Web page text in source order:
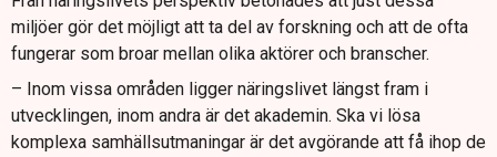
miljöer gör det möjligt att ta del av forskning och att de ofta
fungerar som broar mellan olika aktörer och branscher.
– Inom vissa områden ligger näringslivet längst fram i
utvecklingen, inom andra är det akademin. Ska vi lösa
komplexa samhällsutmaningar är det avgörande att få ihop de